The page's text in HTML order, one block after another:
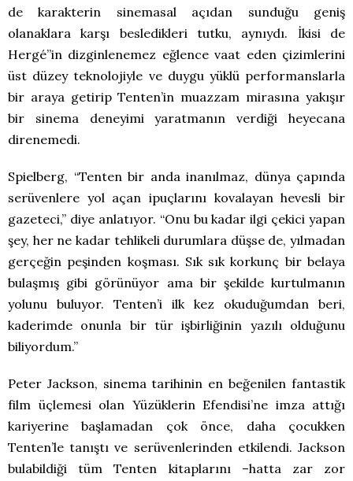
de karakterin sinemasal açıdan sunduğu geniş
olanaklara karşı besledikleri tutku, aynıydı. İkisi de
Hergé’’in dizginlenemez eğlence vaat eden çizimlerini
üst düzey teknolojiyle ve duygu yüklü performanslarla
bir araya getirip Tenten’in muazzam mirasına yakışır
bir sinema deneyimi yaratmanın verdiği heyecana
direnemedi.
Spielberg, “Tenten bir anda inanılmaz, dünya çapında
serüvenlere yol açan ipuçlarını kovalayan hevesli bir
gazeteci,” diye anlatıyor. “Onu bu kadar ilgi çekici yapan
şey, her ne kadar tehlikeli durumlara düşse de, yılmadan
gerçeğin peşinden koşması. Sık sık korkunç bir belaya
bulaşmış gibi görünüyor ama bir şekilde kurtulmanın
yolunu buluyor. Tenten’i ilk kez okuduğumdan beri,
kaderimde onunla bir tür işbirliğinin yazılı olduğunu
biliyordum.”
Peter Jackson, sinema tarihinin en beğenilen fantastik
film üçlemesi olan Yüzüklerin Efendisi’ne imza attığı
kariyerine başlamadan çok önce, daha çocukken
Tenten’le tanıştı ve serüvenlerinden etkilendi. Jackson
bulabildiği tüm Tenten kitaplarını –hatta zar zor